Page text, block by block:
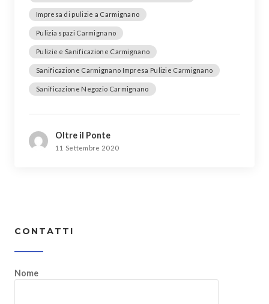
Impresa di pulizie a Carmignano
Pulizia spazi Carmignano
Pulizie e Sanificazione Carmignano
Sanificazione Carmignano Impresa Pulizie Carmignano
Sanificazione Negozio Carmignano
Oltre il Ponte
11 Settembre 2020
CONTATTI
Nome